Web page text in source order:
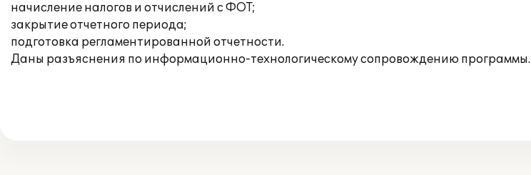
начисление налогов и отчислений с ФОТ;
закрытие отчетного периода;
подготовка регламентированной отчетности.
Даны разъяснения по информационно-технологическому сопровождению программы.